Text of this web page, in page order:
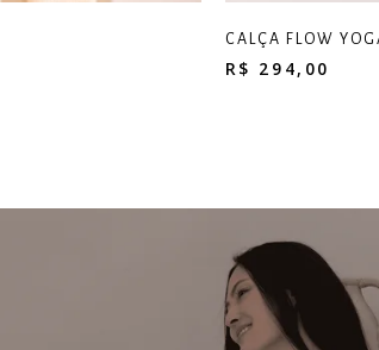
CALÇA FLOW
R$ 294,00